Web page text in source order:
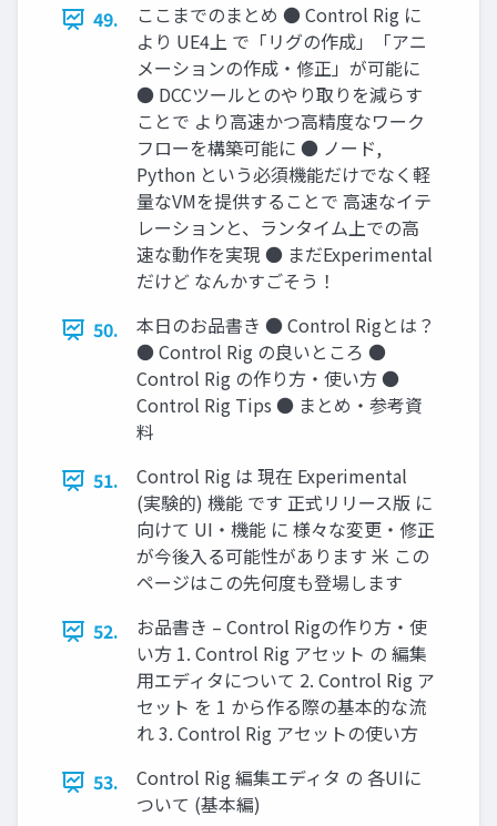
49.
ここまでのまとめ ● Control Rig に
より UE4上 で「リグの作成」「アニ
メーションの作成・修正」が可能に
● DCCツールとのやり取りを減らす
ことで より高速かつ高精度なワーク
フローを構築可能に ● ノード,
Python という必須機能だけでなく軽
量なVMを提供することで 高速なイテ
レーションと、ランタイム上での高
速な動作を実現 ● まだExperimental
だけど なんかすごそう！
50.
本日のお品書き ● Control Rigとは？
● Control Rig の良いところ ●
Control Rig の作り方・使い方 ●
Control Rig Tips ● まとめ・参考資
料
51.
Control Rig は 現在 Experimental
(実験的) 機能 です 正式リリース版 に
向けて UI・機能 に 様々な変更・修正
が今後入る可能性があります 米 この
ページはこの先何度も登場します
52.
お品書き – Control Rigの作り方・使
い方 1. Control Rig アセット の 編集
用エディタについて 2. Control Rig ア
セット を 1 から作る際の基本的な流
れ 3. Control Rig アセットの使い方
53.
Control Rig 編集エディタ の 各UIに
ついて (基本編)